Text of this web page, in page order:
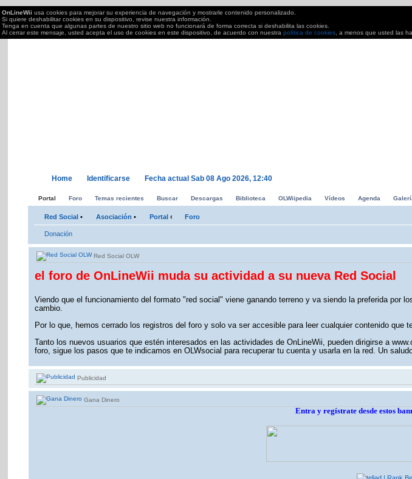
OnLineWii usa cookies para mejorar su experiencia de navegación y mostrarle contenido personalizado.
Si quiere deshabilitar cookies en su dispositivo, revise nuestra información.
Tenga en cuenta que algunas partes de nuestro sitio web no funcionará de forma correcta si deshabilita las cookies.
Al cerrar este mensaje, usted acepta el uso de cookies en este dispositivo, de acuerdo con nuestra política de cookies , a menos que usted las
OnLineWii.es
Home Identificarse Fecha actual Sab 08 Ago 2026, 12:40
Portal Foro Temas recientes Buscar Descargas Biblioteca OLWiipedia Vídeos Agenda
Red Social • Asociación • Portal ‹ Foro
Donación
Red Social OLW
el foro de OnLineWii muda su actividad a su nueva Red Social
Viendo que el funcionamiento del formato "red social" viene ganando terreno y va siendo la preferida
cambio.
Por lo que, hemos cerrado los registros del foro y solo va ser accesible para leer cualquier contenido que
Tanto los nuevos usuarios que estén interesados en las actividades de OnLineWii, pueden dirigirse a
foro, sigue los pasos que te indicamos en OLWsocial para recuperar tu cuenta y usarla en la red. Un
Publicidad
Gana Dinero
Entra y regístrate desde estos